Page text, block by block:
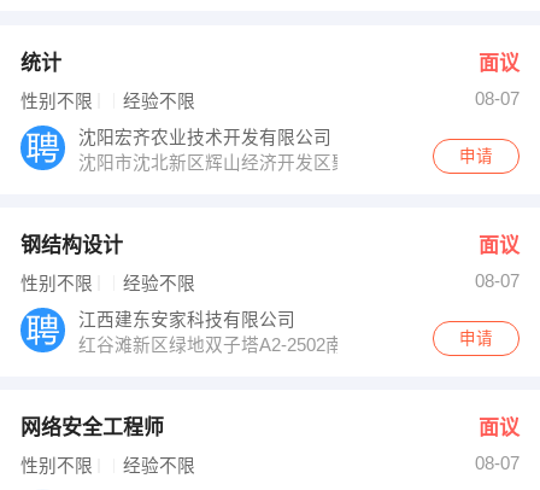
统计 面议
性别不限 经验不限
08-07
沈阳宏齐农业技术开发有限公司
沈阳市沈北新区辉山经济开发区聚农路11号
申请
钢结构设计 面议
性别不限 经验不限
08-07
江西建东安家科技有限公司
红谷滩新区绿地双子塔A2-2502南昌建东行政中心申请
网络安全工程师 面议
性别不限 经验不限
08-07